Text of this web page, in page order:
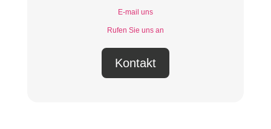
E-mail uns
Rufen Sie uns an
Kontakt